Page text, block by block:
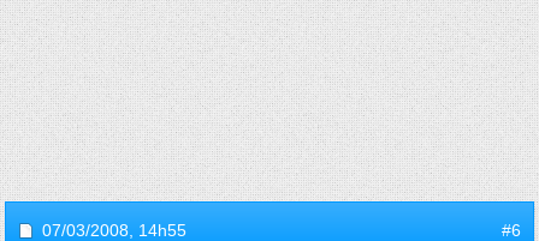
07/03/2008, 14h55 #6